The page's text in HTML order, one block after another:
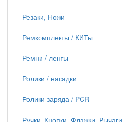
Резаки, Ножи
Ремкомплекты / КИТы
Ремни / ленты
Ролики / насадки
Ролики заряда / PCR
Ручки, Кнопки, Флажки, Рычаги